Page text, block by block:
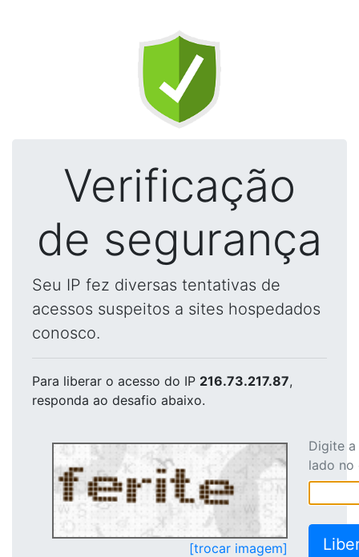
Verificação
de segurança
Seu IP fez diversas tentativas de
acessos suspeitos a sites hospedados
conosco.
Para liberar o acesso do IP 216.73.217.87,
responda ao desafio abaixo.
[trocar imagem]
Digite
lado no